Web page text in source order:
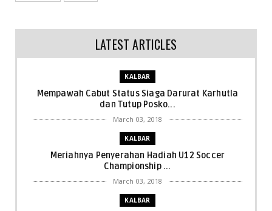
LATEST ARTICLES
KALBAR
Mempawah Cabut Status Siaga Darurat Karhutla
dan Tutup Posko...
March 03, 2018
KALBAR
Meriahnya Penyerahan Hadiah U12 Soccer
Championship ...
March 03, 2018
KALBAR